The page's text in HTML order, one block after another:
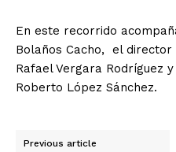
En este recorrido
Bolaños Cacho, el
Rafael Vergara Rodríguez
Roberto López Sánchez.
Previous article